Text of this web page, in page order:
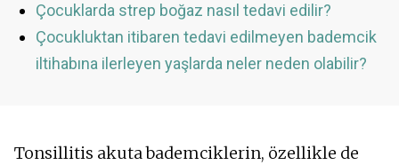
Çocuklarda strep boğaz nasıl tedavi edilir?
Çocukluktan itibaren tedavi edilmeyen bademcik
iltihabına ilerleyen yaşlarda neler neden olabilir?
Tonsillitis akuta bademciklerin, özellikle de